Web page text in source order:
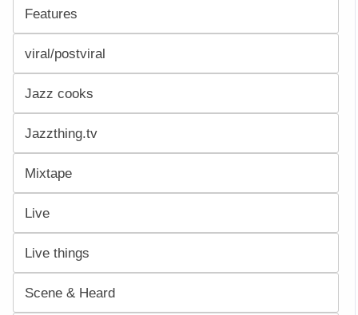
Features
viral/postviral
Jazz cooks
Jazzthing.tv
Mixtape
Live
Live things
Scene & Heard